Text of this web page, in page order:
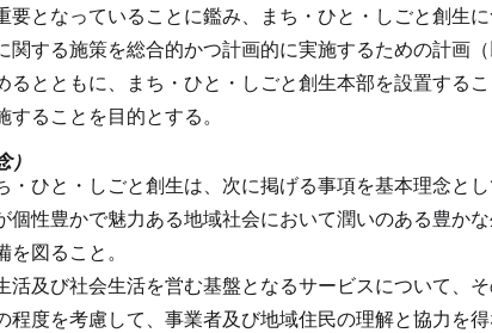
要となっていることに鑑み、まち・ひと・しごと創生
関する施策を総合的かつ計画的に実施するための計画
るとともに、まち・ひと・しごと創生本部を設置する
することを目的とする。
）
・ひと・しごと創生は、次に掲げる事項を基本理念と
個性豊かで魅力ある地域社会において潤いのある豊か
を図ること。
活及び社会生活を営む基盤となるサービスについて、
程度を考慮して、事業者及び地域住民の理解と協力を